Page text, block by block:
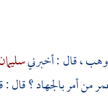
وهب، قال : أخبرني
من أمر بالجهاد ؟ قال :